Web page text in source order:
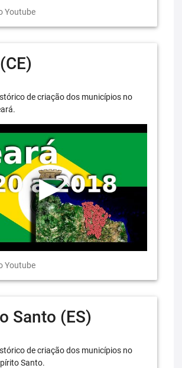
Youtube
de criação dos municípios no
Youtube
Santo (ES)
de criação dos municípios no
Santo.